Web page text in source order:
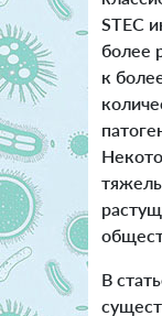
STEC
более
к
В